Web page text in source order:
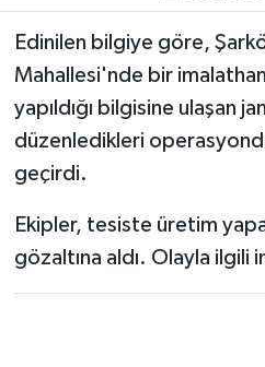
Edinilen bilgiye göre,
Mahallesi'nde bir
yapıldığı bilgisine ulaşan
düzenledikleri
geçirdi.
Ekipler, tesiste üretim
gözaltına aldı. Olayla ilgili